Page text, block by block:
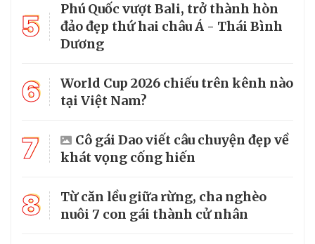
5
Phú Quốc vượt Bali, trở thành hòn
đảo đẹp thứ hai châu Á - Thái Bình
Dương
6
World Cup 2026 chiếu trên kênh nào
tại Việt Nam?
7
Cô gái Dao viết câu chuyện đẹp về
khát vọng cống hiến
8
Từ căn lều giữa rừng, cha nghèo
nuôi 7 con gái thành cử nhân